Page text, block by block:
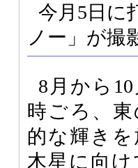
今月5日に
ノー」が撮
8月から
時ごろ、
的な輝き
木星に向け